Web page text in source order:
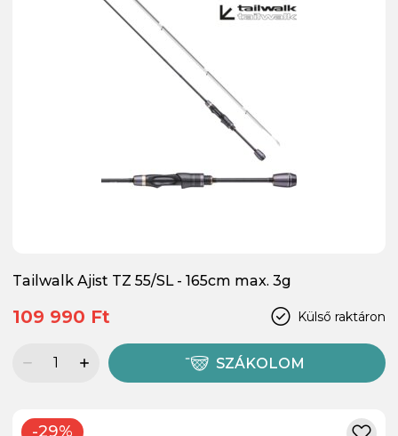
Tailwalk Ajist TZ 55/SL - 165cm max. 3g
Külső raktáron
109 990 Ft
SZÁKOLOM
-29%